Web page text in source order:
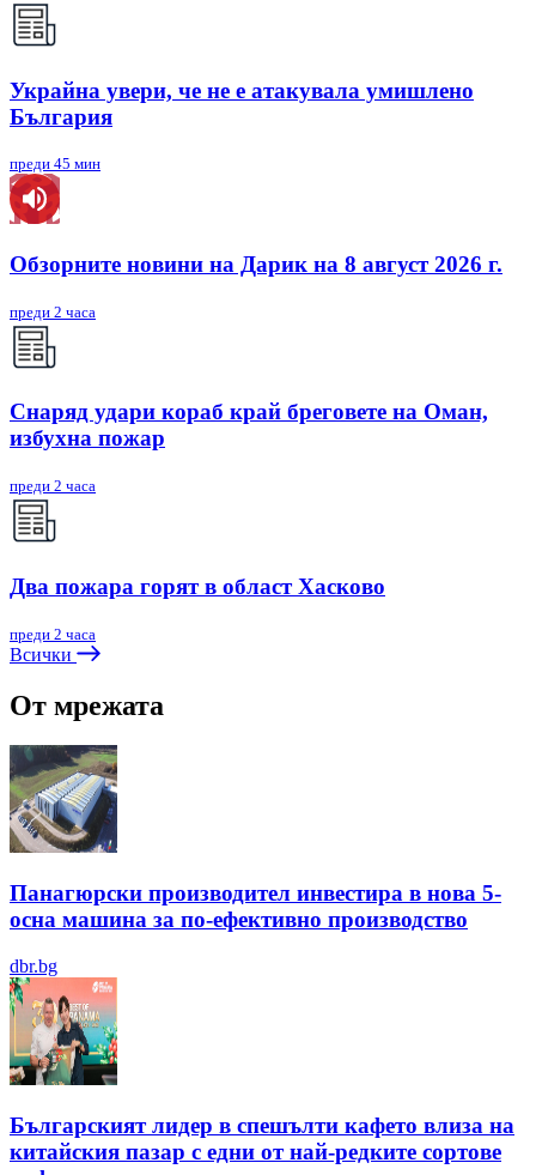
Украйна увери, че не е атакувала умишлено
България
преди 45 мин
Обзорните новини на Дарик на 8 август 2026 г.
преди 2 часа
Снаряд удари кораб край бреговете на Оман,
избухна пожар
преди 2 часа
Два пожара горят в област Хасково
преди 2 часа
Всички
От мрежата
Панагюрски производител инвестира в нова 5-
осна машина за по-ефективно производство
dbr.bg
Българският лидер в спешълти кафето влиза на
китайския пазар с едни от най-редките сортове